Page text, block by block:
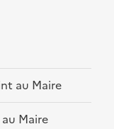
au Maire
Maire